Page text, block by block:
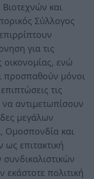
και
Σύλλογος
για τις
οικονομίας, ενώ
προσπαθούν μόνοι
τις
αντιμετωπίσουν
μεγάλων
Ομοσπονδία και
επιτακτική
πολιτική